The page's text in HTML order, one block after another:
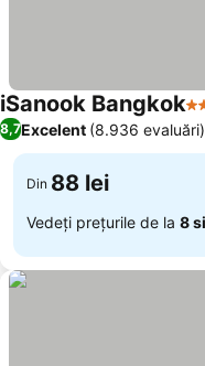
iSanook Bangkok4
8,7Excelent (8.936 evaluări)
Din 88 lei
Vedeți prețurile de la 8